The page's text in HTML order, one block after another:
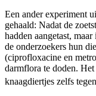
Een ander experiment
gehaald: Nadat de
hadden aangetast,
de onderzoekers hun
(ciprofloxacine en
darmflora te doden.
knaagdiertjes zelfs